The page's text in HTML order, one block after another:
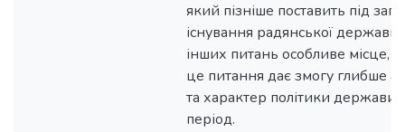
який пізніше поставить під
існування радянської
інших питань особливе місце,
це питання дає змогу глибше
та характер політики держави
період.